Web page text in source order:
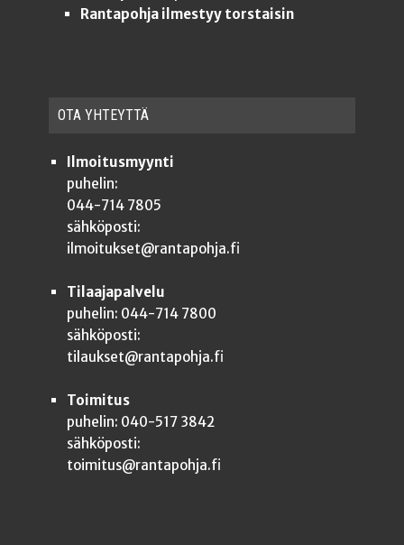
Rantapohja ilmestyy torstaisin
OTA YHTEYT­TÄ
Ilmoitusmyynti
puhelin:
044-714 7805
sähköposti:
ilmoitukset@rantapohja.fi
Tilaajapalvelu
puhelin: 044-714 7800
sähköposti:
tilaukset@rantapohja.fi
Toimitus
puhelin: 040-517 3842
sähköposti:
toimitus@rantapohja.fi